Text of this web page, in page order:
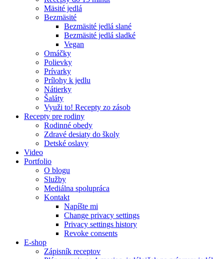
Mäsité jedlá
Bezmäsité
Bezmäsité jedlá slané
Bezmäsité jedlá sladké
Vegan
Omáčky
Polievky
Prívarky
Prílohy k jedlu
Nátierky
Šaláty
Využi to! Recepty zo zásob
Recepty pre rodiny
Rodinné obedy
Zdravé desiaty do školy
Detské oslavy
Video
Portfolio
O blogu
Služby
Mediálna spolupráca
Kontakt
Napíšte mi
Change privacy settings
Privacy settings history
Revoke consents
E-shop
Zápisník receptov